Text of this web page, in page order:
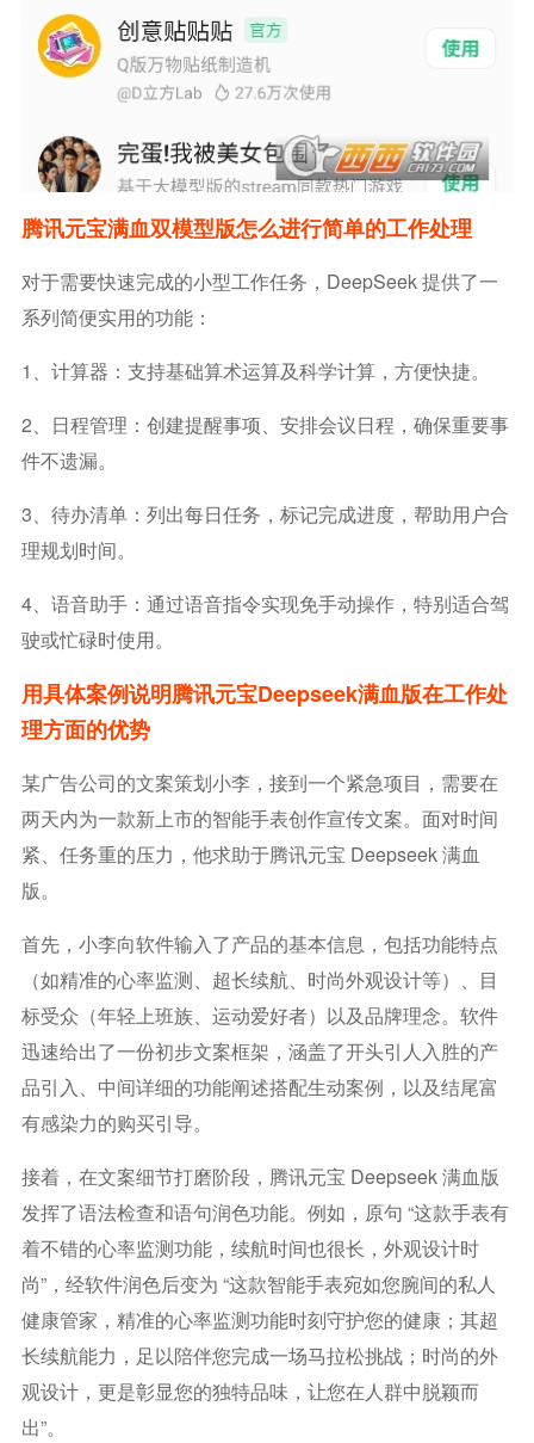
腾讯元宝满血双模型版怎么进行简单的工作处理
对于需要快速完成的小型工作任务，DeepSeek 提供了一
系列简便实用的功能：
1、计算器：支持基础算术运算及科学计算，方便快捷。
2、日程管理：创建提醒事项、安排会议日程，确保重要事
件不遗漏。
3、待办清单：列出每日任务，标记完成进度，帮助用户合
理规划时间。
4、语音助手：通过语音指令实现免手动操作，特别适合驾
驶或忙碌时使用。
用具体案例说明腾讯元宝deepseek满血版在工作处
理方面的优势
某广告公司的文案策划小李，接到一个紧急项目，需要在
两天内为一款新上市的智能手表创作宣传文案。面对时间
紧、任务重的压力，他求助于腾讯元宝 Deepseek 满血
版。
首先，小李向软件输入了产品的基本信息，包括功能特点
（如精准的心率监测、超长续航、时尚外观设计等）、目
标受众（年轻上班族、运动爱好者）以及品牌理念。软件
迅速给出了一份初步文案框架，涵盖了开头引人入胜的产
品引入、中间详细的功能阐述搭配生动案例，以及结尾富
有感染力的购买引导。
接着，在文案细节打磨阶段，腾讯元宝 Deepseek 满血版
发挥了语法检查和语句润色功能。例如，原句 “这款手表有
着不错的心率监测功能，续航时间也很长，外观设计时
尚”，经软件润色后变为 “这款智能手表宛如您腕间的私人
健康管家，精准的心率监测功能时刻守护您的健康；其超
长续航能力，足以陪伴您完成一场马拉松挑战；时尚的外
观设计，更是彰显您的独特品味，让您在人群中脱颖而
出”。